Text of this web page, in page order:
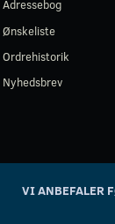
Adressebog
Ønskeliste
Ordrehistorik
Nyhedsbrev
VI ANBEFALER